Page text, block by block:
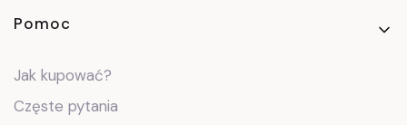
Pomoc
Jak kupować?
Częste pytania